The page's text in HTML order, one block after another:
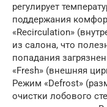
регулирует
поддержания
«Recirculation»
из салона, что
попадания
«Fresh» (внешняя
Режим «Defrost»
очистки лобового